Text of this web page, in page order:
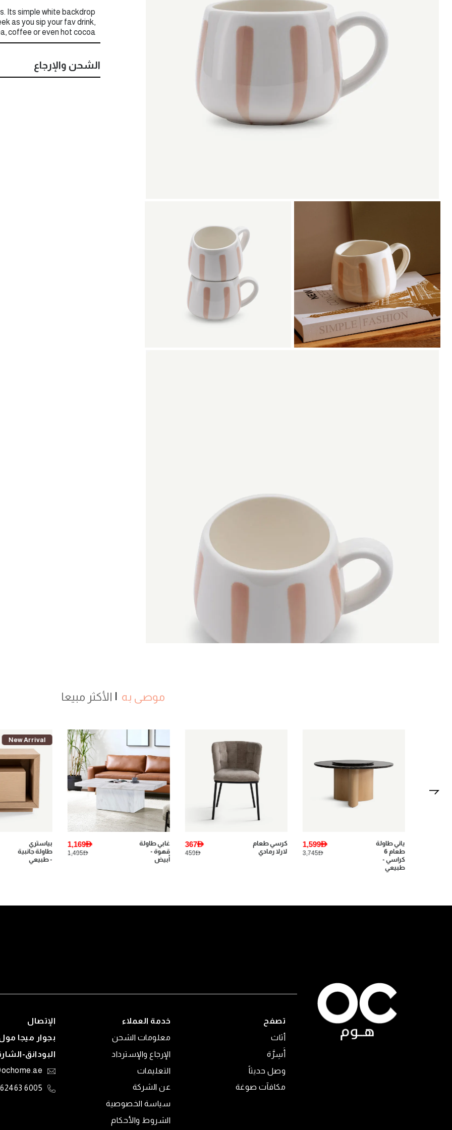
Its simple white backdrop
as you sip your fav drink,
coffee or even hot cocoa!
الشحن والإرجاع
موصى به
كرسي طعام
لارلا رمادي
367AED
459AED
غابي طاولة
قهوة -
1,169AED
1,495AED
New Arrival
بياستري
طاولة جانبية
- طبيعي
159AED
619AED
New Arrival
يانكي طاولة
قهوة -
أبيض
الأكثر مبيعا
تصفح
أثاث
أَسِرَّة
وصل حديثاً
مكافآت صوغة
خدمة العملاء
معلومات الشحن
الإرجاع والإسترداد
التعليمات
عن الشركة
سياسة الخصوصية
الشروط والأحكام
الإتصال
بجوار ميجا
البودانق-
6005 62463